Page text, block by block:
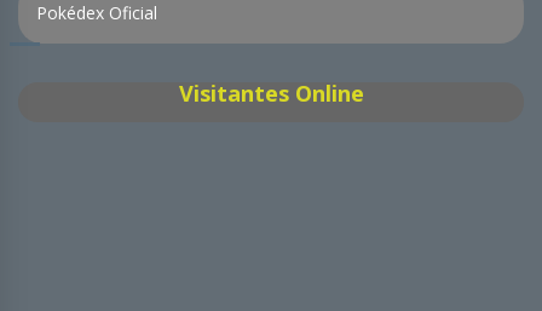
Pokédex Oficial
Visitantes Online